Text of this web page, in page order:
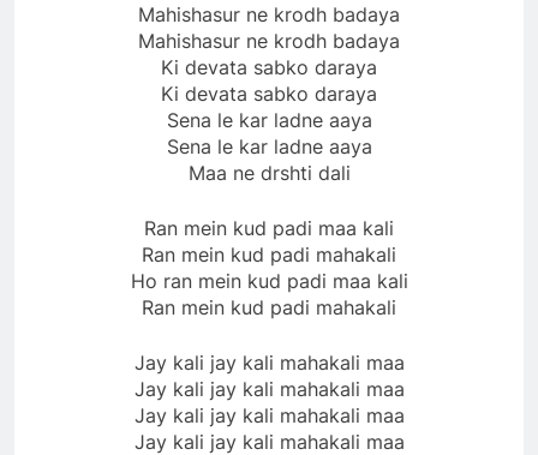
Mahishasur ne krodh badaya
Mahishasur ne krodh badaya
Ki devata sabko daraya
Ki devata sabko daraya
Sena le kar ladne aaya
Sena le kar ladne aaya
Maa ne drshti dali
Ran mein kud padi maa kali
Ran mein kud padi mahakali
Ho ran mein kud padi maa kali
Ran mein kud padi mahakali
Jay kali jay kali mahakali maa
Jay kali jay kali mahakali maa
Jay kali jay kali mahakali maa
Jay kali jay kali mahakali maa